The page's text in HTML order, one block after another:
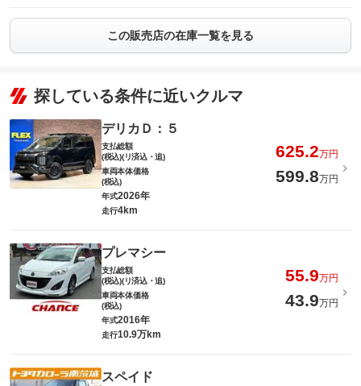
この販売店の在庫一覧を見る
探している条件に近いクルマ
デリカＤ：５
支払総額
(税込)(リ済込・追)
625.2万円
車両本体価格
(税込)
599.8万円
年式2026年
走行4km
プレマシー
支払総額
(税込)(リ済込・追)
55.9万円
車両本体価格
(税込)
43.9万円
年式2016年
走行10.9万km
スペイド